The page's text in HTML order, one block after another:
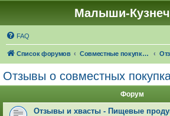
Малыши-
FAQ
Список форумов Совместные покупки "Малыши-Кузнечики"
Отзывы о совместных
Форум
Отзывы и хвасты - Пищевые